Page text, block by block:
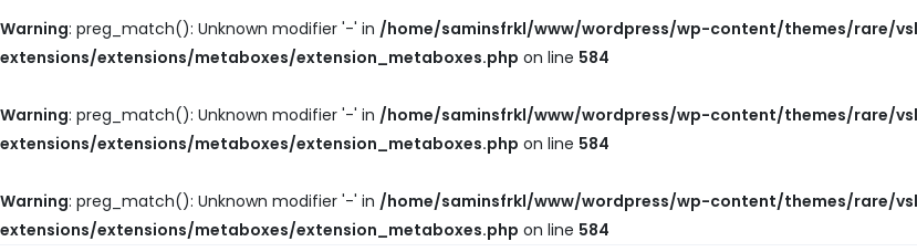
Warning: preg_match(): Unknown modifier '-' in /home/saminsfrkl/www/wordpress/wp-content/themes/rare/
extensions/extensions/metaboxes/extension_metaboxes.php on line 584
Warning: preg_match(): Unknown modifier '-' in /home/saminsfrkl/www/wordpress/wp-content/themes/rare/
extensions/extensions/metaboxes/extension_metaboxes.php on line 584
Warning: preg_match(): Unknown modifier '-' in /home/saminsfrkl/www/wordpress/wp-content/themes/rare/
extensions/extensions/metaboxes/extension_metaboxes.php on line 584